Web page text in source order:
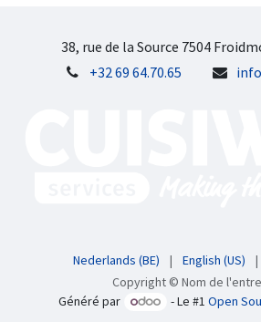
38, rue de la Source 7504
+32 69 64.70.65
Copyright © Nom de
Nederlands (BE) | English (US) |
Généré par - Le #1 Open